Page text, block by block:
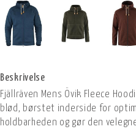
Beskrivelse
Fjällräven Mens Övik Fleece
blød, børstet inderside for
holdbarheden og gør den